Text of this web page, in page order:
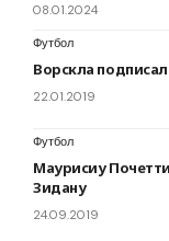
08.01.2024
Футбол
Ворскла
22.01.2019
Футбол
Маурисиу
Зидану
24.09.2019